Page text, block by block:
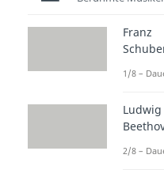
Name
Franz
1/8 –
Ludwig
2/8 –